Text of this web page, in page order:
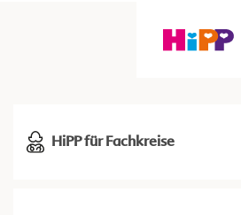
HiPP für Fachkreise